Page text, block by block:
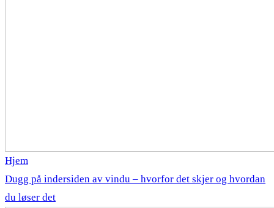
Hjem
Dugg på indersiden av vindu – hvorfor det skjer og hvordan
du løser det